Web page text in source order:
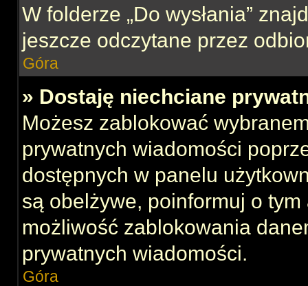
W folderze „Do wysłania”
jeszcze odczytane przez
Góra
» Dostaję niechciane
Możesz zablokować
prywatnych wiadomości
dostępnych w panelu
są obelżywe, poinformuj o
możliwość zablokowania
prywatnych wiadomości.
Góra